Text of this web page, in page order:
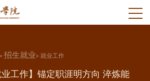
»招生就业» 就业工作
业工作】锚定职涯明方向 淬炼能